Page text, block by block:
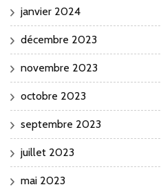
janvier 2024
décembre 2023
novembre 2023
octobre 2023
septembre 2023
juillet 2023
mai 2023